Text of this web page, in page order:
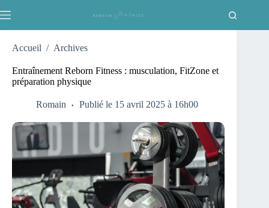
au
Accueil / Archives
Entraînement Reborn Fitness : musculation, FitZone et
préparation physique
Romain Publié le 15 avril 2025 à 16h00